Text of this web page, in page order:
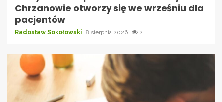
Chrzanowie otworzy się we wrześniu dla
pacjentów
Radosław Sokołowski 8 sierpnia 2026 2